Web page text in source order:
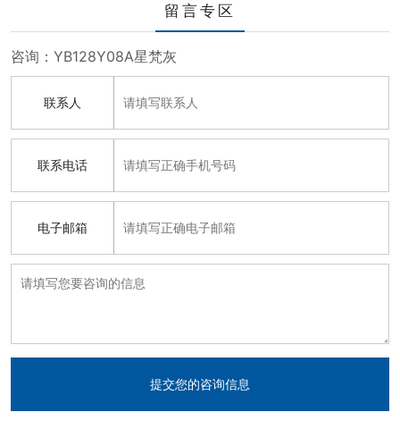
留言专区
咨询：YB128Y08A星梵灰
联系人
联系电话
电子邮箱